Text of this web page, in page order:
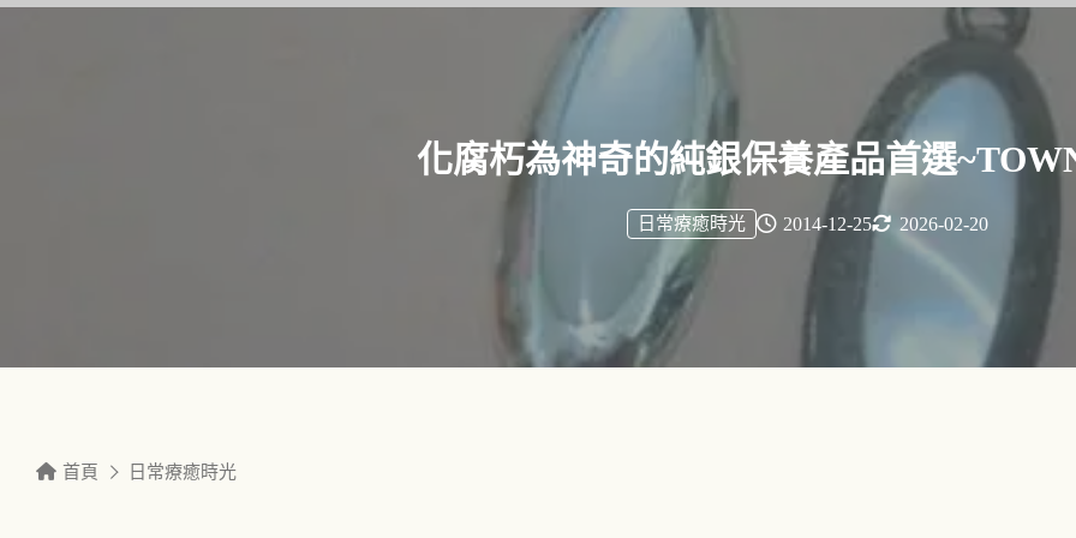
化腐朽為神奇的純銀保養產品首選
2014-12-25 2026-02-20
日常療癒時光
首頁 日常療癒時光